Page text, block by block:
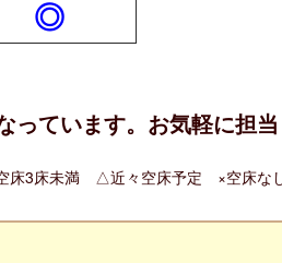
◎
っています。お気軽に担
床3床未満 △近々空床予定 ×空床な